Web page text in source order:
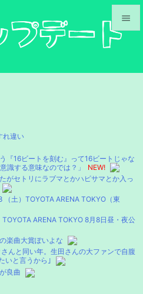




検索
れ違い
『16ビートを刻む』って16ビートじゃな
識する意味なのでは？」
NEW!
がセトリにラブマとかハピサマとか入っ
（土）TOYOTA ARENA TOKYO（東
ARENA TOKYO 8月8日昼・夜公
楽曲大賞ぽいよな
んと同い年。生田さんの大ファンで自腹
いと言うから｣
良曲